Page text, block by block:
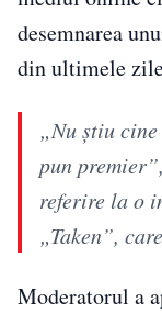
desemnarea
din ultimele
„Nu știu
pun
referire la o
„Taken”,
Moderatorul a